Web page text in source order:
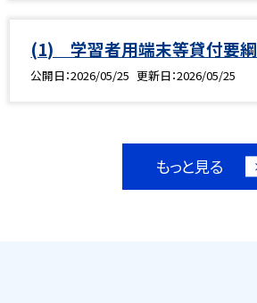
(1) 学習者用端末等貸付要綱
公開日 2026/05/25 更新日 2026/05/25
もっと見る